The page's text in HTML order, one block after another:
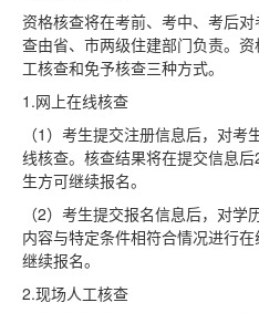
资格核查将在考前、考中、考后
查由省、市两级住建部门负责。
工核查和免予核查三种方式。
1.网上在线核查
（1）考生提交注册信息后，对
线核查。核查结果将在提交信息
生方可继续报名。
（2）考生提交报名信息后，对
内容与特定条件相符合情况进行
继续报名。
2.现场人工核查